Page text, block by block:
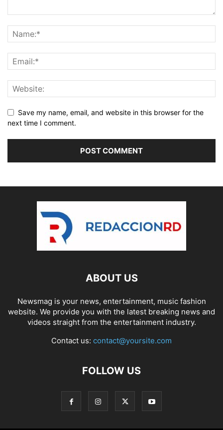
Save my name, email, and website in this browser for the
next time I comment.
ABOUT US
Newsmag is your news, entertainment, music fashion
website. We provide you with the latest breaking news and
videos straight from the entertainment industry.
Contact us: contact@yoursite.com
FOLLOW US